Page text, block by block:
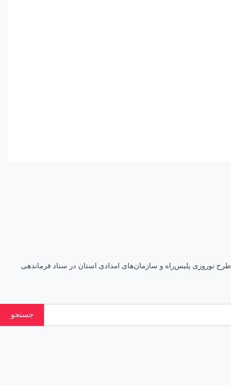
استانها اخبار کرمان با حضور استاندار کرمان طرح نوروزی پلیس‌راه و سازمان‌های امدادی استان در ستاد فرماندهی